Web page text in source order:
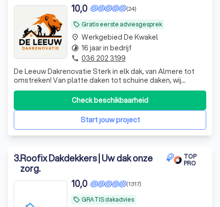
local_offer Gratis eerste adviesgesprek
(24)
10,0
De Leeuw Dakrenovatie Sterk in elk dak, van Almere tot
omstreken! Van platte daken tot schuine daken, wij
leveren topkwaliteit in elke klus. Onze vakmensen werken
met zorg, precisie en de beste materialen, zodat uw dak
weer jarenlang meegaat. 15 jaar garantie, ervaren
vakmanschap en echte betrouwbaa
Start jouw project
Check beschikbaarheid
place Werkgebied De Kwakel
timelapse 16 jaar in bedrijf
phone 036 202 3199
3.Roofix Dakdekkers | Uw dak onze
zorg.
TOP
PRO
local_offer GRATIS dakadvies
(1317)
10,0